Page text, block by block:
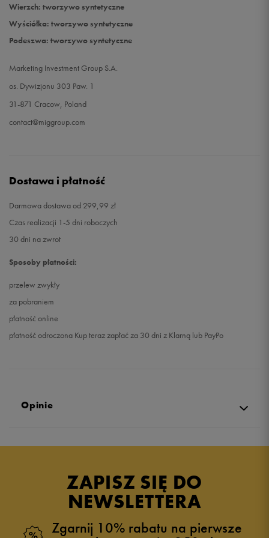
Wierzch: tworzywo syntetyczne
Wyściółka: tworzywo syntetyczne
Podeszwa: tworzywo syntetyczne
Marketing Investment Group S.A.
os. Dywizjonu 303 Paw. 1
31-871 Cracow, Poland
contact@miggroup.com
Dostawa i płatność
Darmowa dostawa od 299,99 zł
Czas realizacji 1-5 dni roboczych
30 dni na zwrot
Sposoby płatności:
przelew zwykły
za pobraniem
płatność online
płatność odroczona Kup teraz zapłać za 30 dni z Klarną lub PayPo
Opinie
4.9
zebranych i zweryfikowanych przez
ZAPISZ SIĘ DO
NEWSLETTERA
Zgarnij 10% rabatu na pierwsze